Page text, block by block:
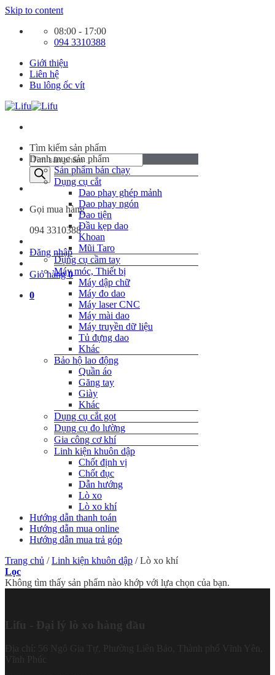
Skip to content
08:00 - 17:00
094 3310388
Giới thiệu
Liên hệ
Bu lông ốc vít
Tìm kiếm sản phẩm
Gọi mua hàng
094 3310388
Đăng nhập
Giỏ hàng0
0
Danh mục sản phẩm
Sản phẩm bán chạy
Dụng cụ cắt
Dao phay ghép mảnh
Dao phay ngón
Dao tiện
Đầu kẹp dao
Khoan
Mũi Taro
Dụng cụ cầm tay
Máy móc, Thiết bị
Máy dập chữ
Máy đo dao
Máy laser CNC
Máy mài dao
Máy truyền dữ liệu
Tủ đựng dao
Khác
Bảo hộ lao động
Quần áo
Găng tay
Giày
Khác
Dụng cụ cắt gọt
Dụng cụ đo lường
Gia công cơ khí
Linh kiện khuôn dập
Chốt định vị
Chốt đục
Dẫn hướng
Lò xo
Lò xo khí
Hướng dẫn thanh toán
Hướng dẫn mua online
Hướng dẫn mua trả góp
Trang chủ / Linh kiện khuôn dập /Lò xo khí
Lọc
Không tìm thấy sản phẩm nào khớp với lựa chọn của bạn.
Lifu - Đại lý lò xo hàng đầu
Địa chỉ: 56 Ngô Gia Tự, Phường Liên Bảo, Thành phố Vĩnh Yên,